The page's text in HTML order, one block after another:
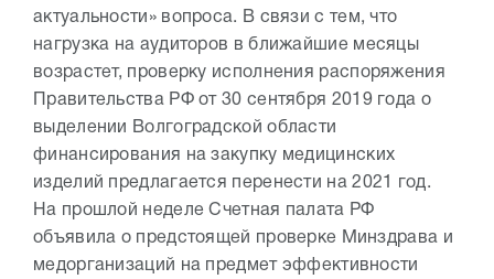
актуальности» вопроса. В связи с тем, что
нагрузка на аудиторов в ближайшие месяцы
возрастет, проверку исполнения распоряжения
Правительства РФ от 30 сентября 2019 года о
выделении Волгоградской области
финансирования на закупку медицинских
изделий предлагается перенести на 2021 год.
На прошлой неделе Счетная палата РФ
объявила о предстоящей проверке Минздрава и
медорганизаций на предмет эффективности